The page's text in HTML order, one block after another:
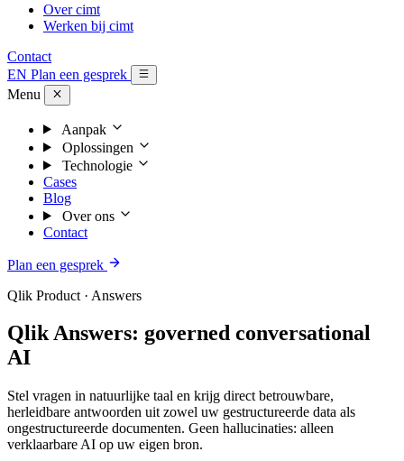
Over cimt
Werken bij cimt
Contact
EN Plan een gesprek
Menu
Aanpak
Oplossingen
Technologie
Cases
Blog
Over ons
Contact
Plan een gesprek
Qlik Product · Answers
Qlik Answers: governed conversational
AI
Stel vragen in natuurlijke taal en krijg direct betrouwbare,
herleidbare antwoorden uit zowel uw gestructureerde data als
ongestructureerde documenten. Geen hallucinaties: alleen
verklaarbare AI op uw eigen bron.